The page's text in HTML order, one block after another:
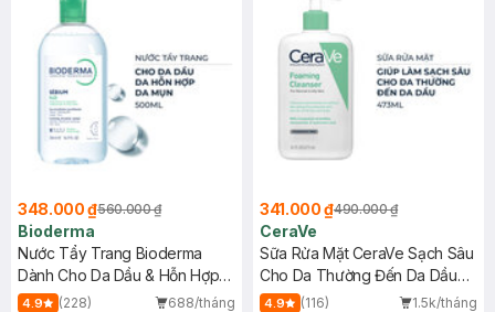
348.000 ₫560.000 ₫
Bioderma
Nước Tẩy Trang Bioderma
Dành Cho Da Dầu & Hỗn Hợp
500ml
4.9 (228)
688/tháng
341.000 ₫490.000 ₫
CeraVe
Sữa Rửa Mặt CeraVe Sạch Sâu
Cho Da Thường Đến Da Dầu
473ml
4.9 (116)
1.5k/tháng